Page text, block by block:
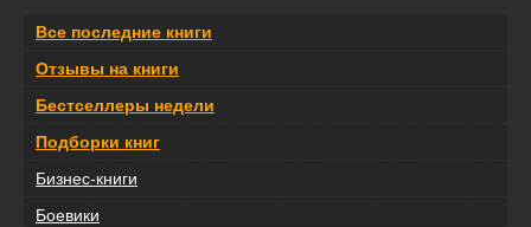
Все последние книги
Отзывы на книги
Бестселлеры недели
Подборки книг
Бизнес-книги
Боевики